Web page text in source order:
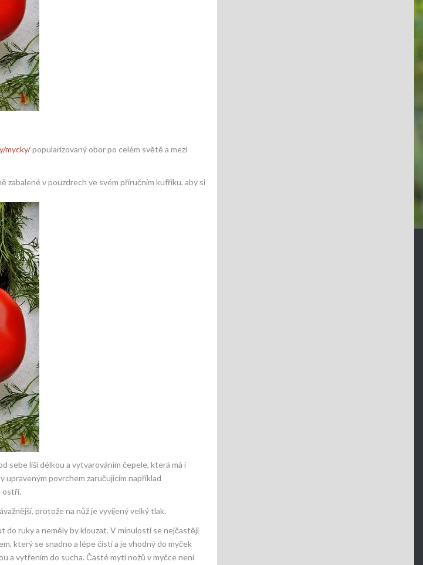
mycky/popularizovaný obor po celém světě a mezi
zabalené v pouzdrech ve svém příručním kufříku, aby si
sebe liší délkou a vytvarováním čepele, která má i
upraveným povrchem zaručujícím například
ostří.
protože na nůž je vyvíjený velký tlak.
do ruky a neměly by klouzat. V minulosti se nejčastěji
který se snadno a lépe čistí a je vhodný do myček
a vytřením do sucha. Časté mytí nožů v myčce není